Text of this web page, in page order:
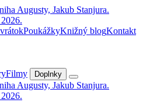
PoukážkyKnižný blogKontakt
Filmy Doplnky